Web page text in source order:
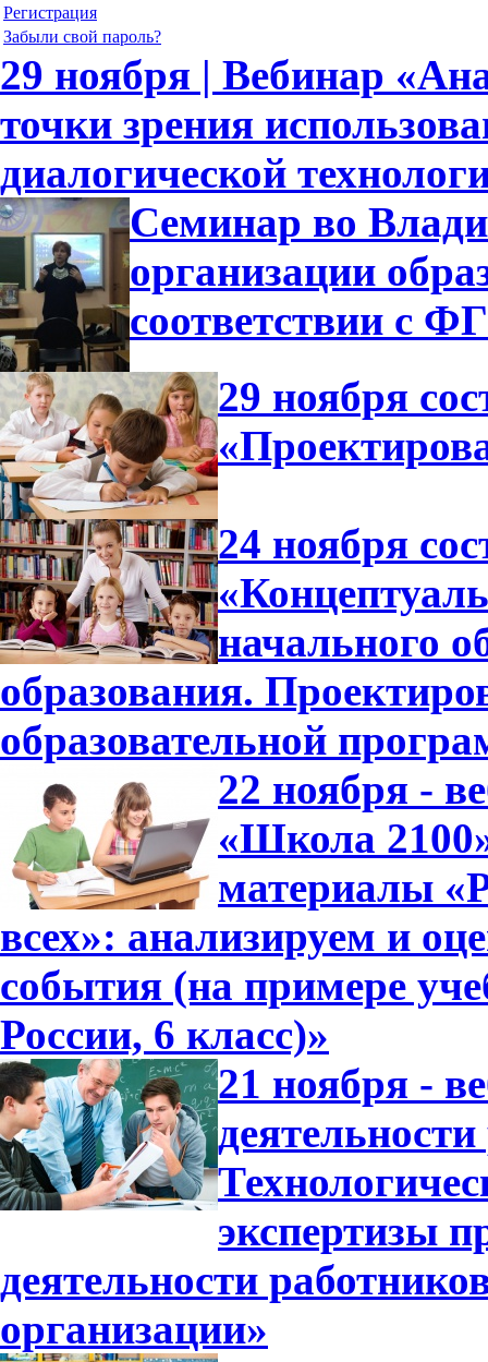
Регистрация
Забыли свой пароль?
29 ноября | Вебинар
точки зрения
диалогической
Семинар во
организации
соответствии с
29 ноября
24 ноября
начального
образования.
образовательной
22 ноября -
«Школа
материалы
всех»: анализируем и
события (на примере
России, 6 класс)»
21 ноября -
экспертизы
деятельности
организации»